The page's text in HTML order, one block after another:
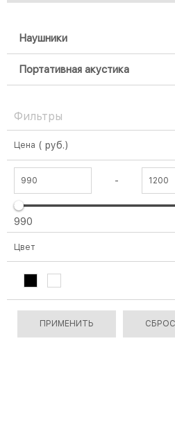
Наушники
Портативная акустика
Фильтры
Цена ( руб.)
-
990
Цвет
Найдено товаров: